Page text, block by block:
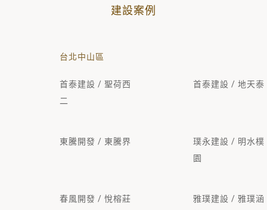
建設案例
台北中山區
首泰建設 / 聖荷西
二
首泰建設 / 地天泰
東騰開發 / 東騰界
璞永建設 / 明水樸
園
春風開發 / 悅榕莊
雅璞建設 / 雅璞涵